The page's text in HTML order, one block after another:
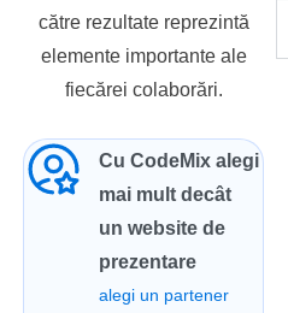
către rezultate reprezintă
elemente importante ale
fiecărei colaborări.
Cu CodeMix alegi
mai mult decât
un website de
prezentare
alegi un partener